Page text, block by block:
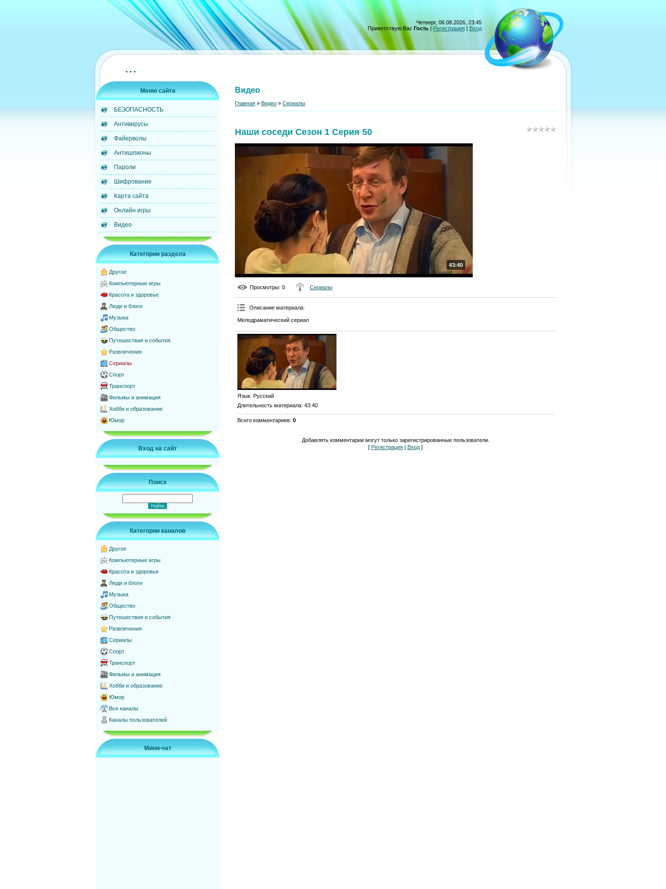
Четверг, 06.08.2026, 23:45
Приветствую Вас Гость | Регистрация | Вход
...
Меню сайта
БЕЗОПАСНОСТЬ
Антивирусы
Файерволы
Антишпионы
Пароли
Шифрование
Карта сайта
Онлайн игры
Видео
Категории раздела
Другое
Компьютерные игры
Красота и здоровье
Люди и блоги
Музыка
Общество
Путешествия и события
Развлечения
Сериалы
Спорт
Транспорт
Фильмы и анимация
Хобби и образование
Юмор
Вход на сайт
Поиск
Категории каналов
Другое
Компьютерные игры
Красота и здоровье
Люди и блоги
Музыка
Общество
Путешествия и события
Развлечения
Сериалы
Спорт
Транспорт
Фильмы и анимация
Хобби и образование
Юмор
Все каналы
Каналы пользователей
Мини-чат
Видео
Главная » Видео » Сериалы
Наши соседи Сезон 1 Серия 50
43:40
Просмотры: 0 Сериалы
Описание материала:
Мелодраматический сериал
Язык: Русский
Длительность материала: 43:40
Всего комментариев: 0
Добавлять комментарии могут только зарегистрированные пользователи.
[ Регистрация | Вход ]